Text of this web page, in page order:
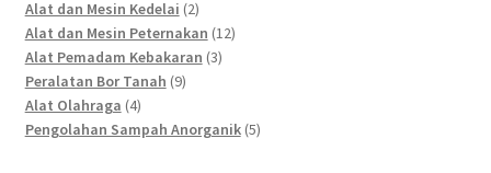
Alat dan Mesin Kedelai 22
products
Alat dan Mesin Peternakan 1212
Alat Pemadam Kebakaran 33
Peralatan Bor Tanah 99
Alat Olahraga 44
products
Pengolahan Sampah Anorganik 55